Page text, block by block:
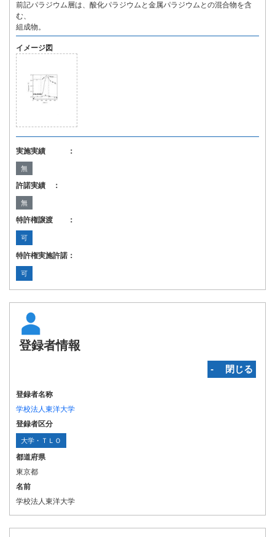
前記パラジウム層は、酸化パラジウムと金属パラジウムとの混合物を含
む、
組成物。
イメージ図
実施実績 ：
無
許諾実績 ：
無
特許権譲渡 ：
可
特許権実施許諾：
可
登録者情報
‐ 閉じる
登録者名称
学校法人東洋大学
登録者区分
大学・ＴＬＯ
都道府県
東京都
名前
学校法人東洋大学